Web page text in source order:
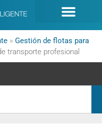
» Gestión de flotas para
transporte profesional